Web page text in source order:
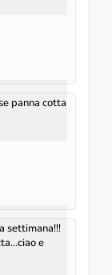
panna cotta
settimana!!!
e